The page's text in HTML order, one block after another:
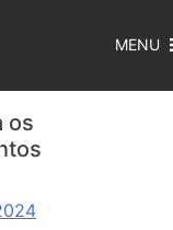
MENU
os